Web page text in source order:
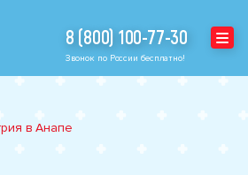
8 (800) 100-77-30
Звонок по России бесплатно!
в Анапе